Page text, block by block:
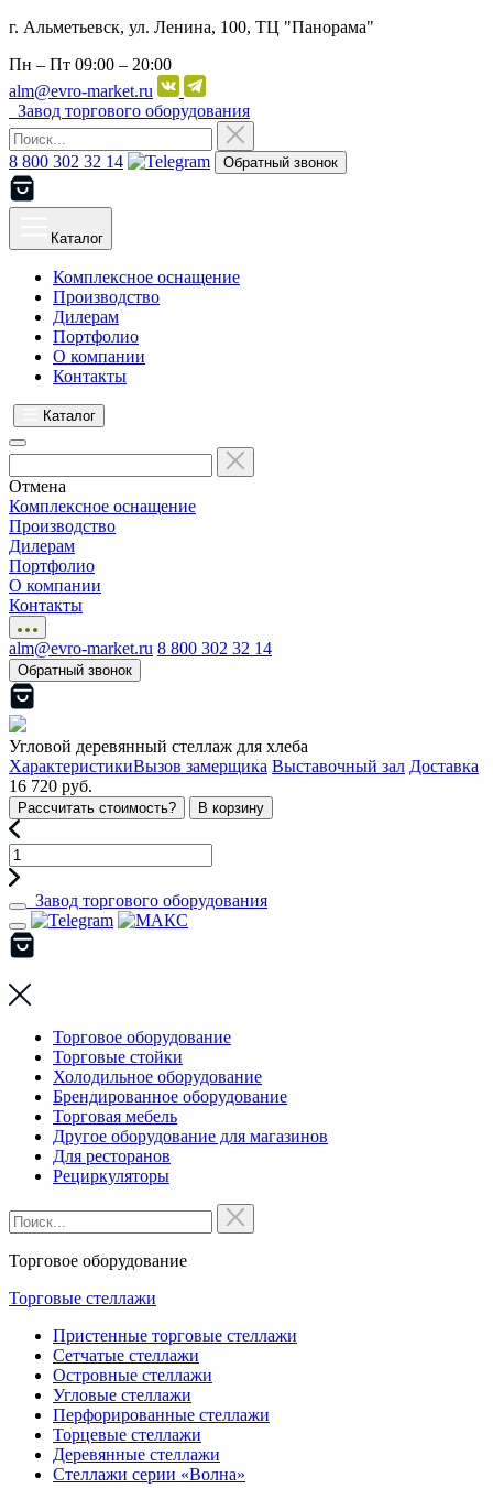
г. Альметьевск, ул. Ленина, 100, ТЦ "Панорама"
Пн – Пт 09:00 – 20:00
alm@evro-market.ru
Завод торгового оборудования
8 800 302 32 14 Обратный звонок
Каталог
Комплексное оснащение
Производство
Дилерам
Портфолио
О компании
Контакты
Каталог
Отмена
Комплексное оснащение
Производство
Дилерам
Портфолио
О компании
Контакты
alm@evro-market.ru 8 800 302 32 14
Обратный звонок
Угловой деревянный стеллаж для хлеба
ХарактеристикиВызов замерщика Выставочный зал Доставка
16 720 руб.
Рассчитать стоимость? В корзину
Завод торгового оборудования
Торговое оборудование
Торговые стойки
Холодильное оборудование
Брендированное оборудование
Торговая мебель
Другое оборудование для магазинов
Для ресторанов
Рециркуляторы
Торговое оборудование
Торговые стеллажи
Пристенные торговые стеллажи
Сетчатые стеллажи
Островные стеллажи
Угловые стеллажи
Перфорированные стеллажи
Торцевые стеллажи
Деревянные стеллажи
Стеллажи серии «Волна»